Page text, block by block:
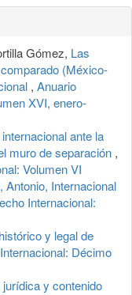
Gómez, Las
(México-
, Anuario
XVI, enero-
ante la
muro de separación ,
Volumen VI
Antonio, Internacional
Internacional:
y legal de
Décimo
y contenido